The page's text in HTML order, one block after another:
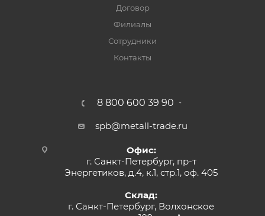
Договор
Филиалы
Сотрудники
Контакты
8 800 600 39 90
spb@metall-trade.ru
Офис:
г. Санкт-Петербург, пр-т
Энергетиков, д.4, к.1, стр.1, оф. 405
Склад:
г. Санкт-Петербург, Волхонское